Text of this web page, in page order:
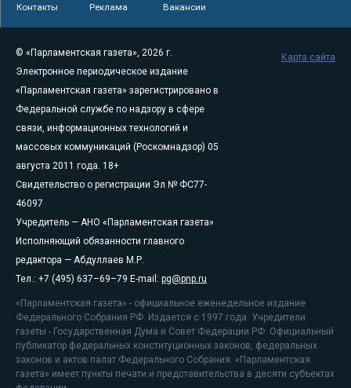
Контакты Реклама Вакансии
© «Парламентская газета», 2026 г.
Электронное периодическое издание
«Парламентская газета» зарегистрировано в
Федеральной службе по надзору в сфере
связи, информационных технологий и
массовых коммуникаций (Роскомнадзор) 05
августа 2011 года. 18+
Свидетельство о регистрации Эл № ФС77-
46097
Учредитель — АНО «Парламентская газета»
Исполняющий обязанности главного
редактора — Абдуллаев М.Р.
Тел.: +7 (495) 637–69–79 E-mail: pg@pnp.ru
«Парламентская газета» - официальное еженедельное издание
Федерального Собрания РФ. Издается с 1997 года. Учредители
газеты - Государственная Дума и Совет Федерации РФ. Официальный
публикатор федеральных конституционных законов, федеральных
законов и актов палат Федерального Собрания. «Парламентская
газета» имеет пункты печати и представительства в десяти субъектах
Карта сайта